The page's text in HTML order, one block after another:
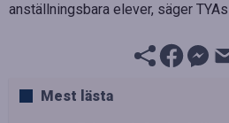
anställningsbara elever, säger
Mest lästa